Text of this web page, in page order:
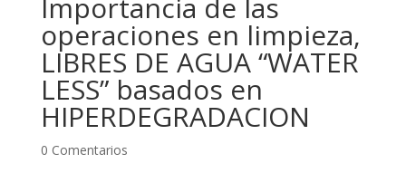
Importancia de las
operaciones en limpieza,
LIBRES DE AGUA “WATER
LESS” basados en
HIPERDEGRADACION
0 Comentarios